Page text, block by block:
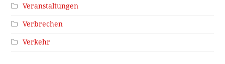
Veranstaltungen
Verbrechen
Verkehr